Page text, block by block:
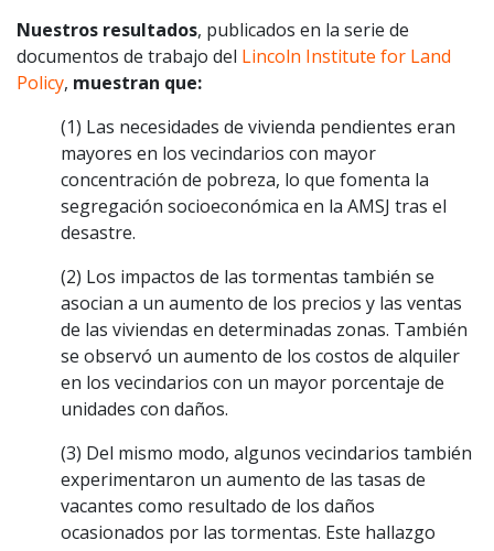
Nuestros resultados, publicados en la serie de
documentos de trabajo del Lincoln Institute for Land
Policy, muestran que:
(1) Las necesidades de vivienda pendientes eran
mayores en los vecindarios con mayor
concentración de pobreza, lo que fomenta la
segregación socioeconómica en la AMSJ tras el
desastre.
(2) Los impactos de las tormentas también se
asocian a un aumento de los precios y las ventas
de las viviendas en determinadas zonas. También
se observó un aumento de los costos de alquiler
en los vecindarios con un mayor porcentaje de
unidades con daños.
(3) Del mismo modo, algunos vecindarios también
experimentaron un aumento de las tasas de
vacantes como resultado de los daños
ocasionados por las tormentas. Este hallazgo